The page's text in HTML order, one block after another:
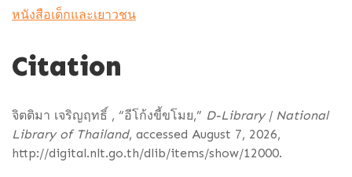
หนังสือเด็กและเยาวชน
Citation
จิตติมา เจริญฤทธิ์ , “อีโก้งขี้ขโมย,” D-Library | National
Library of Thailand, accessed August 7, 2026,
http://digital.nlt.go.th/dlib/items/show/12000.